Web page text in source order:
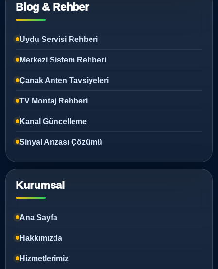
Blog & Rehber
Uydu Servisi Rehberi
Merkezi Sistem Rehberi
Çanak Anten Tavsiyeleri
TV Montaj Rehberi
Kanal Güncelleme
Sinyal Arızası Çözümü
Kurumsal
Ana Sayfa
Hakkımızda
Hizmetlerimiz